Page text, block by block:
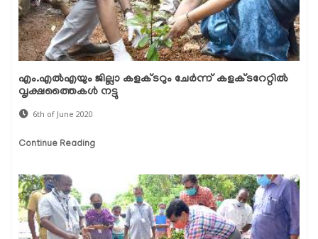
എം.എല്‍എയും ജില്ലാ കളക്ടറും ചേര്‍ന്ന് കളക്ടറേറ്റില്‍
വൃക്ഷത്തൈകള്‍ നട്ടു
6th of June 2020
Continue Reading